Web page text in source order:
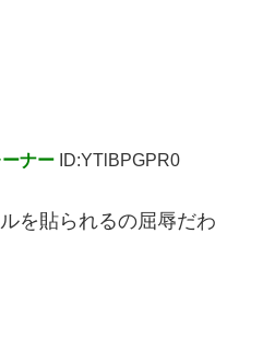
ナー ID:YTlBPGPR0
を貼られるの屈辱だわ